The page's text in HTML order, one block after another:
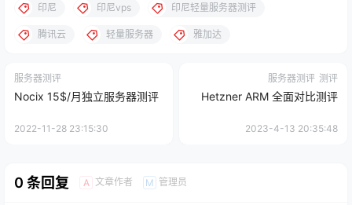
印尼 印尼vps 印尼轻量服务器测评
腾讯云 轻量服务器 雅加达
服务器测评
Nocix 15$/月独立服务器测评
2022-11-28 23:15:30
服务器测评 测评
Hetzner ARM 全面对比测评
2023-4-13 20:35:48
0 条回复 A 文章作者 M 管理员